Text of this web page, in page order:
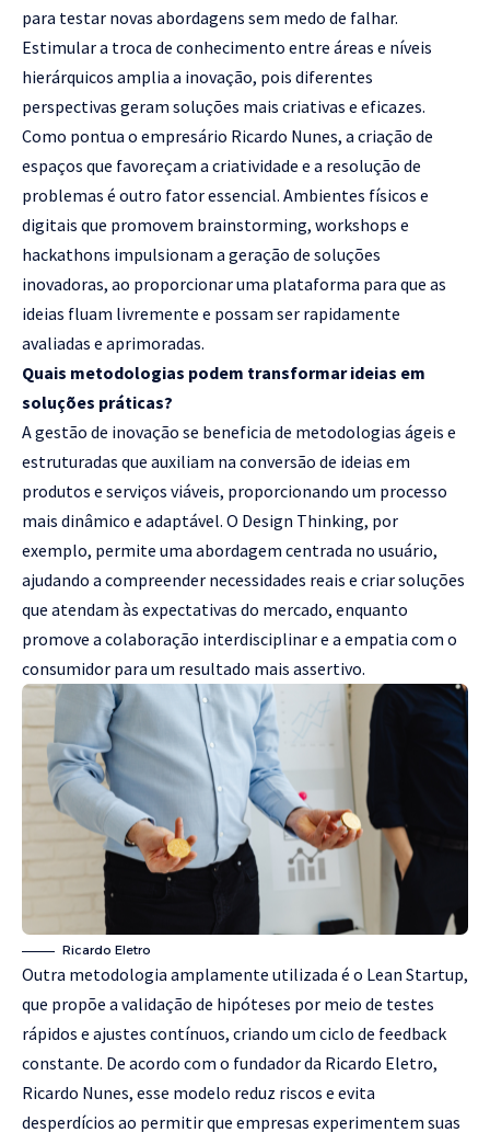
para testar novas abordagens sem medo de falhar.
Estimular a troca de conhecimento entre áreas e níveis
hierárquicos amplia a inovação, pois diferentes
perspectivas geram soluções mais criativas e eficazes.
Como pontua o empresário Ricardo Nunes, a criação de
espaços que favoreçam a criatividade e a resolução de
problemas é outro fator essencial. Ambientes físicos e
digitais que promovem brainstorming, workshops e
hackathons impulsionam a geração de soluções
inovadoras, ao proporcionar uma plataforma para que as
ideias fluam livremente e possam ser rapidamente
avaliadas e aprimoradas.
Quais metodologias podem transformar ideias em
soluções práticas?
A gestão de inovação se beneficia de metodologias ágeis e
estruturadas que auxiliam na conversão de ideias em
produtos e serviços viáveis, proporcionando um processo
mais dinâmico e adaptável. O Design Thinking, por
exemplo, permite uma abordagem centrada no usuário,
ajudando a compreender necessidades reais e criar soluções
que atendam às expectativas do mercado, enquanto
promove a colaboração interdisciplinar e a empatia com o
consumidor para um resultado mais assertivo.
Ricardo Eletro
Outra metodologia amplamente utilizada é o Lean Startup,
que propõe a validação de hipóteses por meio de testes
rápidos e ajustes contínuos, criando um ciclo de feedback
constante. De acordo com o fundador da Ricardo Eletro,
Ricardo Nunes, esse modelo reduz riscos e evita
desperdícios ao permitir que empresas experimentem suas